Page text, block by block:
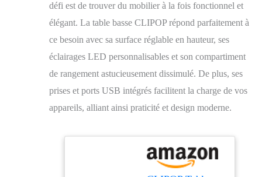
défi est de trouver du mobilier à la fois fonctionnel et
élégant. La table basse CLIPOP répond parfaitement à
ce besoin avec sa surface réglable en hauteur, ses
éclairages LED personnalisables et son compartiment
de rangement astucieusement dissimulé. De plus, ses
prises et ports USB intégrés facilitent la charge de vos
appareils, alliant ainsi praticité et design moderne.